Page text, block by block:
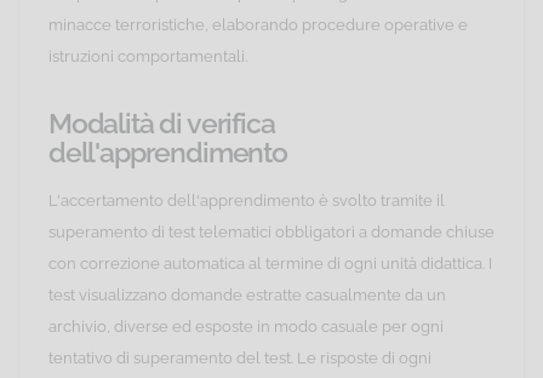
minacce terroristiche, elaborando procedure operative e
istruzioni comportamentali.
Modalità di verifica
dell'apprendimento
L'accertamento dell'apprendimento è svolto tramite il
superamento di test telematici obbligatori a domande chiuse
con correzione automatica al termine di ogni unità didattica. I
test visualizzano domande estratte casualmente da un
archivio, diverse ed esposte in modo casuale per ogni
tentativo di superamento del test. Le risposte di ogni